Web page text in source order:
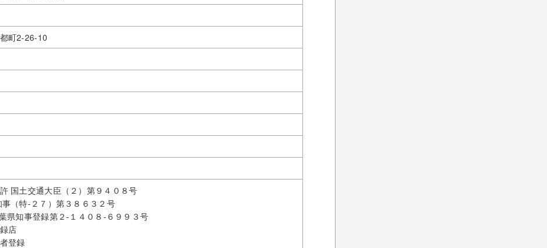
町2-26-10
国土交通大臣（２）第９４０８号
（特-２７）第３８６３２号
県知事登録第２-１４０８-６９９３号
店
登録